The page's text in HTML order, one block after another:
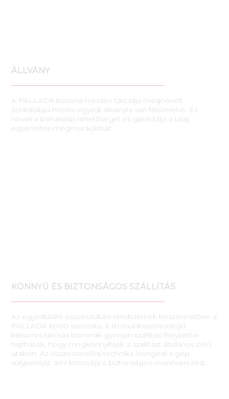
ÁLLVÁNY
A PALLADA borona minden tárcsája megnövelt
szilárdságú merev egyedi állványra van felszerelve. Ez
növeli a behatolás lehetőségét és garantálja a talaj
egyenletes megmunkálását.
KÖNNYŰ ÉS BIZTONSÁGOS SZÁLLÍTÁS
Az egyedülálló összecsukási rendszernek köszönhetően a
PALLADA 6000 sorozatú, 6 m munkaszélességű
kétsoros tárcsás boronák gyorsan szállítási helyzetbe
hajthatók, hogy megkönnyítsék a szállítást általános célú
utakon. Az összeszerelési technika leengedi a gép
súlypontját, ami biztosítja a biztonságos manőverezést.